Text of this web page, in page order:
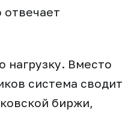
отвечает
нагрузку. Вместо
система сводит
биржи,